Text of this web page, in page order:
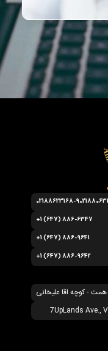
02188623168-9
+1 (647) 886-6347
+1 (647) 886-9641
+1 (647) 886-9642
همت - کوچه اقا علیخانی
7UpLands Ave.,